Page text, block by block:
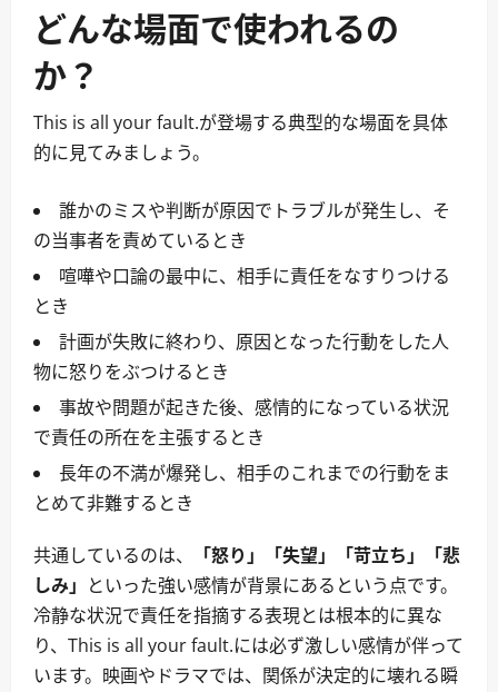
どんな場面で使われるの
か？
This is all your fault.が登場する典型的な場面を具体
的に見てみましょう。
誰かのミスや判断が原因でトラブルが発生し、そ
の当事者を責めているとき
喧嘩や口論の最中に、相手に責任をなすりつける
とき
計画が失敗に終わり、原因となった行動をした人
物に怒りをぶつけるとき
事故や問題が起きた後、感情的になっている状況
で責任の所在を主張するとき
長年の不満が爆発し、相手のこれまでの行動をま
とめて非難するとき
共通しているのは、
「怒り」「失望」「苛立ち」「悲
しみ」 といった強い感情が背景にあるという点です。
冷静な状況で責任を指摘する表現とは根本的に異な
り、This is all your fault.には必ず激しい感情が伴って
います。映画やドラマでは、関係が決定的に壊れる瞬